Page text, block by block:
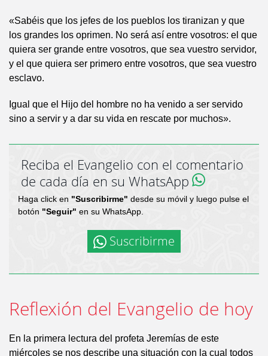
«Sabéis que los jefes de los pueblos los tiranizan y que
los grandes los oprimen. No será así entre vosotros: el que
quiera ser grande entre vosotros, que sea vuestro servidor,
y el que quiera ser primero entre vosotros, que sea vuestro
esclavo.
Igual que el Hijo del hombre no ha venido a ser servido
sino a servir y a dar su vida en rescate por muchos».
Reciba el Evangelio con el comentario
de cada día en su WhatsApp
Haga click en "Suscribirme" desde su móvil y luego pulse el
botón "Seguir" en su WhatsApp.
Suscribirme
Reflexión del Evangelio de hoy
En la primera lectura del profeta Jeremías de este
miércoles se nos describe una situación con la cual todos